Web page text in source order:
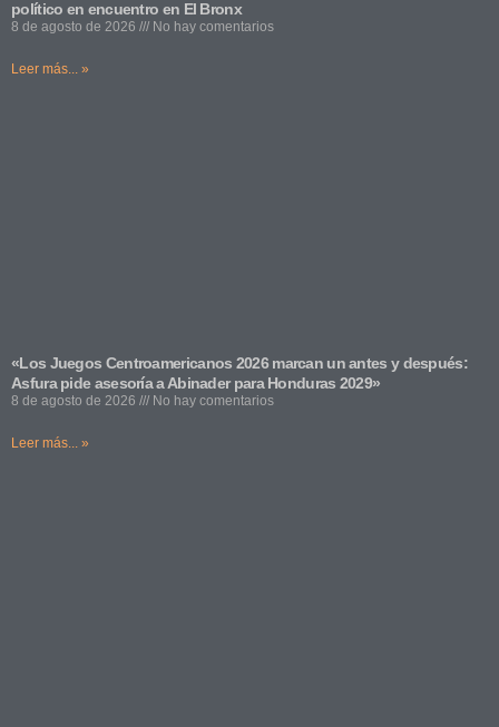
político en encuentro en El Bronx
8 de agosto de 2026 No hay comentarios
Leer más... »
«Los Juegos Centroamericanos 2026 marcan un antes y después:
Asfura pide asesoría a Abinader para Honduras 2029»
8 de agosto de 2026 No hay comentarios
Leer más... »